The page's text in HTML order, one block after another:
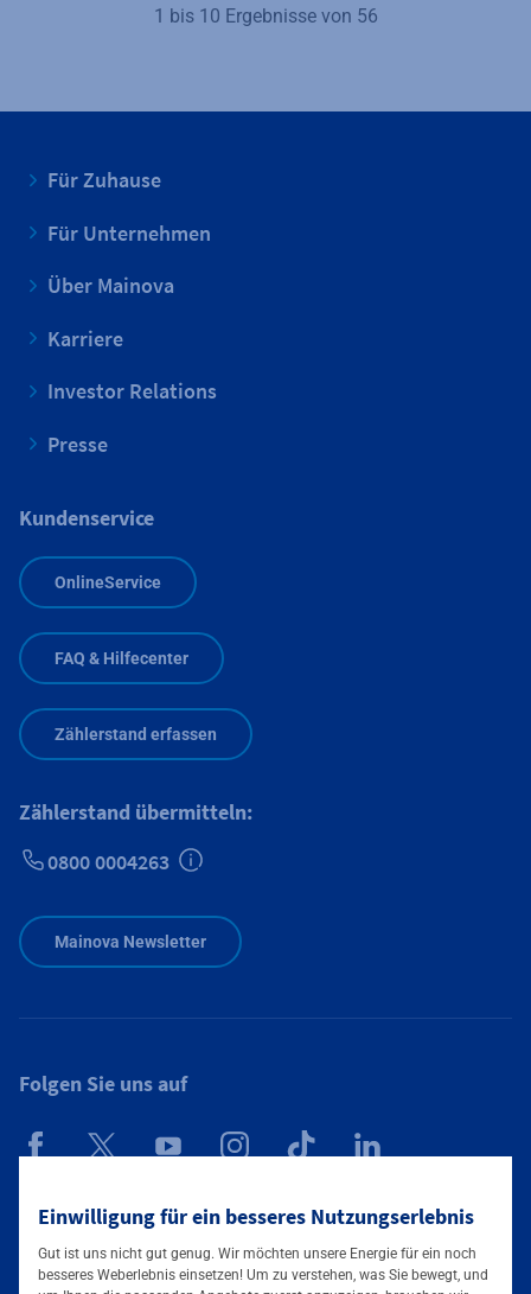
Einwilligung für ein besseres Nutzungserlebnis
Gut ist uns nicht gut genug. Wir möchten unsere Energie für ein noch
besseres Weberlebnis einsetzen! Um zu verstehen, was Sie bewegt, und
1 bis 10 Ergebnisse von 56
Für Zuhause
Für Unternehmen
Über Mainova
Karriere
Investor Relations
Presse
Kundenservice
OnlineService
FAQ & Hilfecenter
Zählerstand erfassen
Zählerstand übermitteln:
0800 0004263
Mainova Newsletter
Folgen Sie uns auf
Mainova App